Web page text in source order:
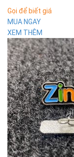
Gọi để biết giá
MUA NGAY
XEM THÊM